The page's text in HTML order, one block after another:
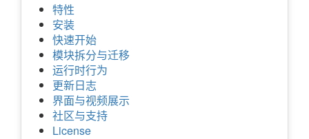
特性
安装
快速开始
模块拆分与迁移
运行时行为
更新日志
界面与视频展示
社区与支持
License